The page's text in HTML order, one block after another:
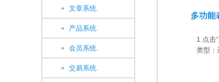
文章系统.
产品系统.
会员系统.
交易系统.
多功
1.点击
类型